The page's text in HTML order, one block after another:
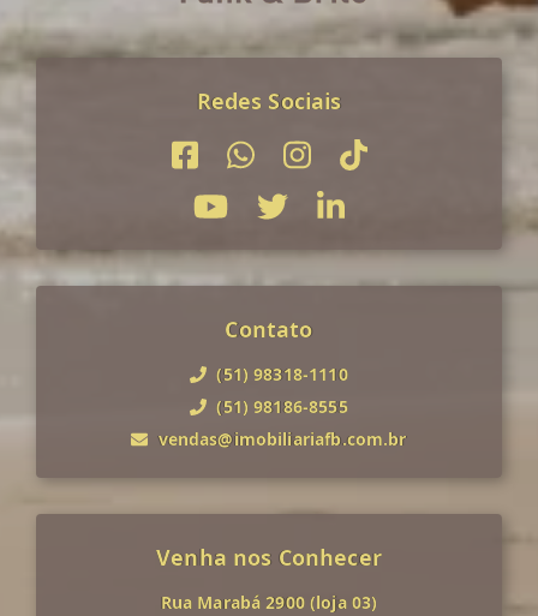
Redes Sociais
Contato
(51) 98318-1110
(51) 98186-8555
vendas@imobiliariafb.com.br
Venha nos Conhecer
Rua Marabá 2900 (loja 03)